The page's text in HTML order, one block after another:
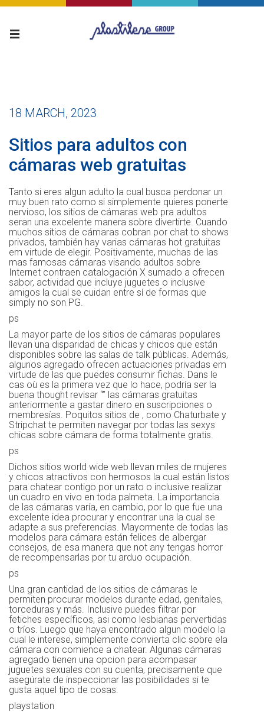
18 MARCH, 2023
Sitios para adultos con
cámaras web gratuitas
Tanto si eres algun adulto la cual busca perdonar un
muy buen rato como si simplemente quieres ponerte
nervioso, los sitios de cámaras web pra adultos
seran una excelente manera sobre divertirte. Cuando
muchos sitios de cámaras cobran por chat to shows
privados, también hay varias cámaras hot gratuitas
em virtude de elegir. Positivamente, muchas de las
mas famosas cámaras visando adultos sobre
Internet contraen catalogación X sumado a ofrecen
sabor, actividad que incluye juguetes o inclusive
amigos la cual se cuidan entre sí de formas que
simply no son PG.
ps
La mayor parte de los sitios de cámaras populares
llevan una disparidad de chicas y chicos que están
disponibles sobre las salas de talk públicas. Además,
algunos agregado ofrecen actuaciones privadas em
virtude de las que puedes consumir fichas. Dans le
cas où es la primera vez que lo hace, podría ser la
buena thought revisar “” las cámaras gratuitas
anteriormente a gastar dinero en suscripciones o
membresías. Poquitos sitios de , como Chaturbate y
Stripchat te permiten navegar por todas las sexys
chicas sobre cámara de forma totalmente gratis.
ps
Dichos sitios world wide web llevan miles de mujeres
y chicos atractivos con hermosos la cual están listos
para chatear contigo por un rato o inclusive realizar
un cuadro en vivo en toda palmeta. La importancia
de las cámaras varía, en cambio, por lo que fue una
excelente idea procurar y encontrar una la cual se
adapte a sus preferencias. Mayormente de todas las
modelos para cámara están felices de albergar
consejos, de esa manera que not any tengas horror
de recompensarlas por tu arduo ocupación.
ps
Una gran cantidad de los sitios de cámaras le
permiten procurar modelos durante edad, genitales,
torceduras y más. Inclusive puedes filtrar por
fetiches específicos, asi como lesbianas pervertidas
o tríos. Luego que haya encontrado algun modelo la
cual le interese, simplemente convierta clic sobre ela
cámara con comience a chatear. Algunas cámaras
agregado tienen una opcion para acompasar
juguetes sexuales con su cuenta, precisamente que
asegúrate de inspeccionar las posibilidades si te
gusta aquel tipo de cosas.
playstation